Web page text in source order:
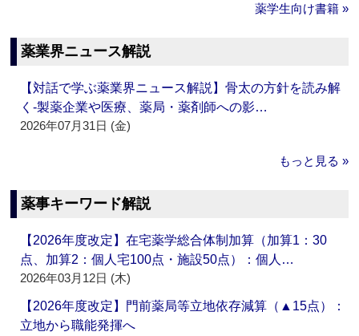
薬学生向け書籍 »
薬業界ニュース解説
【対話で学ぶ薬業界ニュース解説】骨太の方針を読み解
く‐製薬企業や医療、薬局・薬剤師への影…
2026年07月31日 (金)
もっと見る »
薬事キーワード解説
【2026年度改定】在宅薬学総合体制加算（加算1：30
点、加算2：個人宅100点・施設50点）：個人…
2026年03月12日 (木)
【2026年度改定】門前薬局等立地依存減算（▲15点）：
立地から職能発揮へ